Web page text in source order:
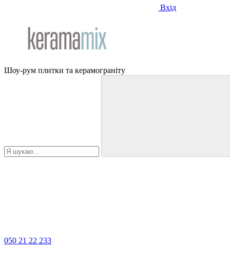
Вхід
Шоу-рум плитки та керамограніту
050 21 22 233